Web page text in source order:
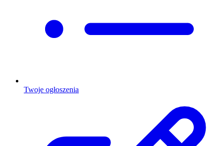
Twoje ogłoszenia